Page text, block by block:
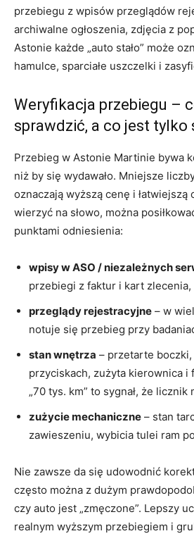
przebiegu z wpisów przeglądów
archiwalne ogłoszenia, zdjęcia z
Astonie każde „auto stało” może
hamulce, sparciałe uszczelki i
Weryfikacja przebiegu –
sprawdzić, a co jest tylko
Przebieg w Astonie Martinie bywa
niż by się wydawało. Mniejsze
oznaczają wyższą cenę i łatwiejszą
wierzyć na słowo, można
punktami odniesienia:
wpisy w ASO / niezależnych
przebiegi z faktur i kart zlecenia,
przeglądy rejestracyjne – w
notuje się przebieg przy
stan wnętrza – przetarte
przyciskach, zużyta kierownica
„70 tys. km” to sygnał, że
zużycie mechaniczne – stan
zawieszeniu, wybicia tulei ram
Nie zawsze da się udowodnić
często można z dużym
czy auto jest „zmęczone”. Lepszy
realnym wyższym przebiegiem i